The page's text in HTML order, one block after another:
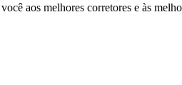
aos melhores corretores e às